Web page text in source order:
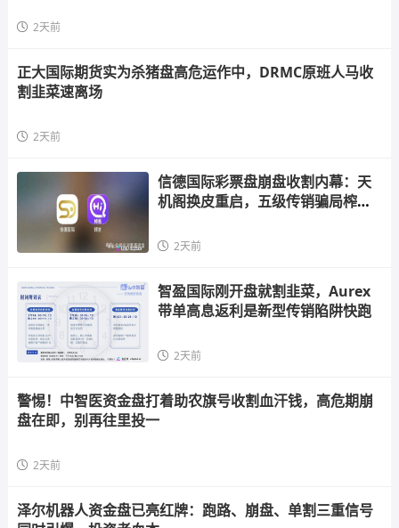
2天前
正大国际期货实为杀猪盘高危运作中，DRMC原班人马收
割韭菜速离场
2天前
信德国际彩票盘崩盘收割内幕：天
机阁换皮重启，五级传销骗局榨干
2天前
智盈国际刚开盘就割韭菜，Aurex
带单高息返利是新型传销陷阱快跑
2天前
警惕！中智医资金盘打着助农旗号收割血汗钱，高危期崩
盘在即，别再往里投一
2天前
泽尔机器人资金盘已亮红牌：跑路、崩盘、单割三重信号